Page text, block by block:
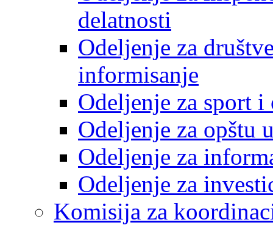
delatnosti
Odeljenje za
informisanje
Odeljenje za sport
Odeljenje za opštu
Odeljenje za
Odeljenje za
Komisija za